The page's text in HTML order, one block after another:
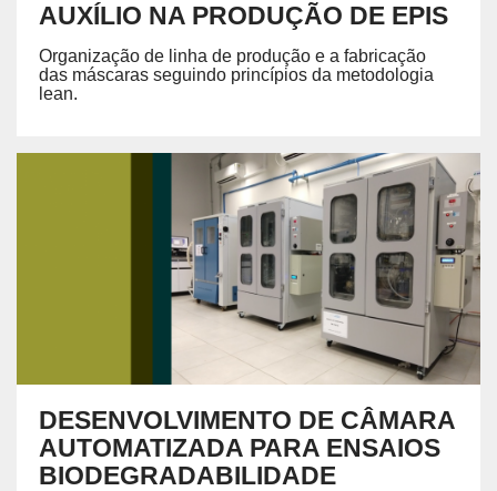
AUXÍLIO NA PRODUÇÃO DE EPIS
Organização de linha de produção e a fabricação
das máscaras seguindo princípios da metodologia
lean.
DESENVOLVIMENTO DE CÂMARA
AUTOMATIZADA PARA ENSAIOS
BIODEGRADABILIDADE